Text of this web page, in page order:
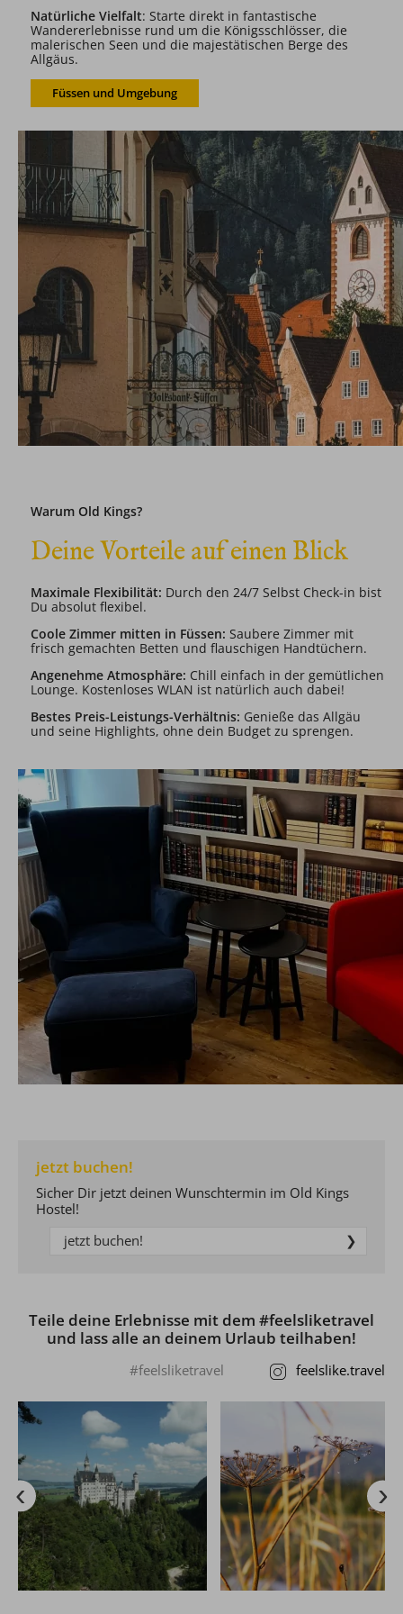
Natürliche Vielfalt: Starte direkt in fantastische
Wandererlebnisse rund um die Königsschlösser, die
malerischen Seen und die majestätischen Berge des
Allgäus.
Füssen und Umgebung
Warum Old Kings?
Deine Vorteile auf einen Blick
Maximale Flexibilität: Durch den 24/7 Selbst Check-in bist
Du absolut flexibel.
Coole Zimmer mitten in Füssen: Saubere Zimmer mit
frisch gemachten Betten und flauschigen Handtüchern.
Angenehme Atmosphäre: Chill einfach in der gemütlichen
Lounge. Kostenloses WLAN ist natürlich auch dabei!
Bestes Preis-Leistungs-Verhältnis: Genieße das Allgäu
und seine Highlights, ohne dein Budget zu sprengen.
jetzt buchen!
Sicher Dir jetzt deinen Wunschtermin im Old Kings
Hostel!
jetzt buchen!
Teile deine Erlebnisse mit dem #feelsliketravel
und lass alle an deinem Urlaub teilhaben!
#feelsliketravel feelslike.travel